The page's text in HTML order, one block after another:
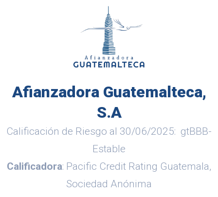
Afianzadora Guatemalteca,
S.A
Calificación de Riesgo al 30/06/2025: gtBBB-
Estable
Calificadora: Pacific Credit Rating Guatemala,
Sociedad Anónima